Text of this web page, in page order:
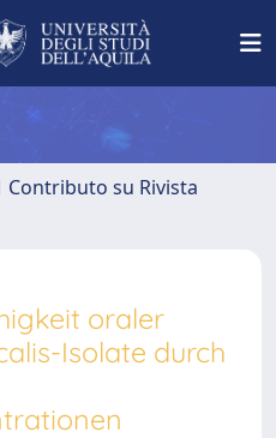
Contributo su Rivista
oraler
Isolate durch